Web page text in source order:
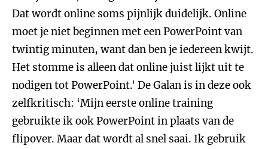
Dat wordt online soms pijnlijk duidelijk. Online
moet je niet beginnen met een PowerPoint van
twintig minuten, want dan ben je iedereen kwijt.
Het stomme is alleen dat online juist lijkt uit te
nodigen tot PowerPoint.' De Galan is in deze ook
zelfkritisch: ‘Mijn eerste online training
gebruikte ik ook PowerPoint in plaats van de
flipover. Maar dat wordt al snel saai. Ik gebruik